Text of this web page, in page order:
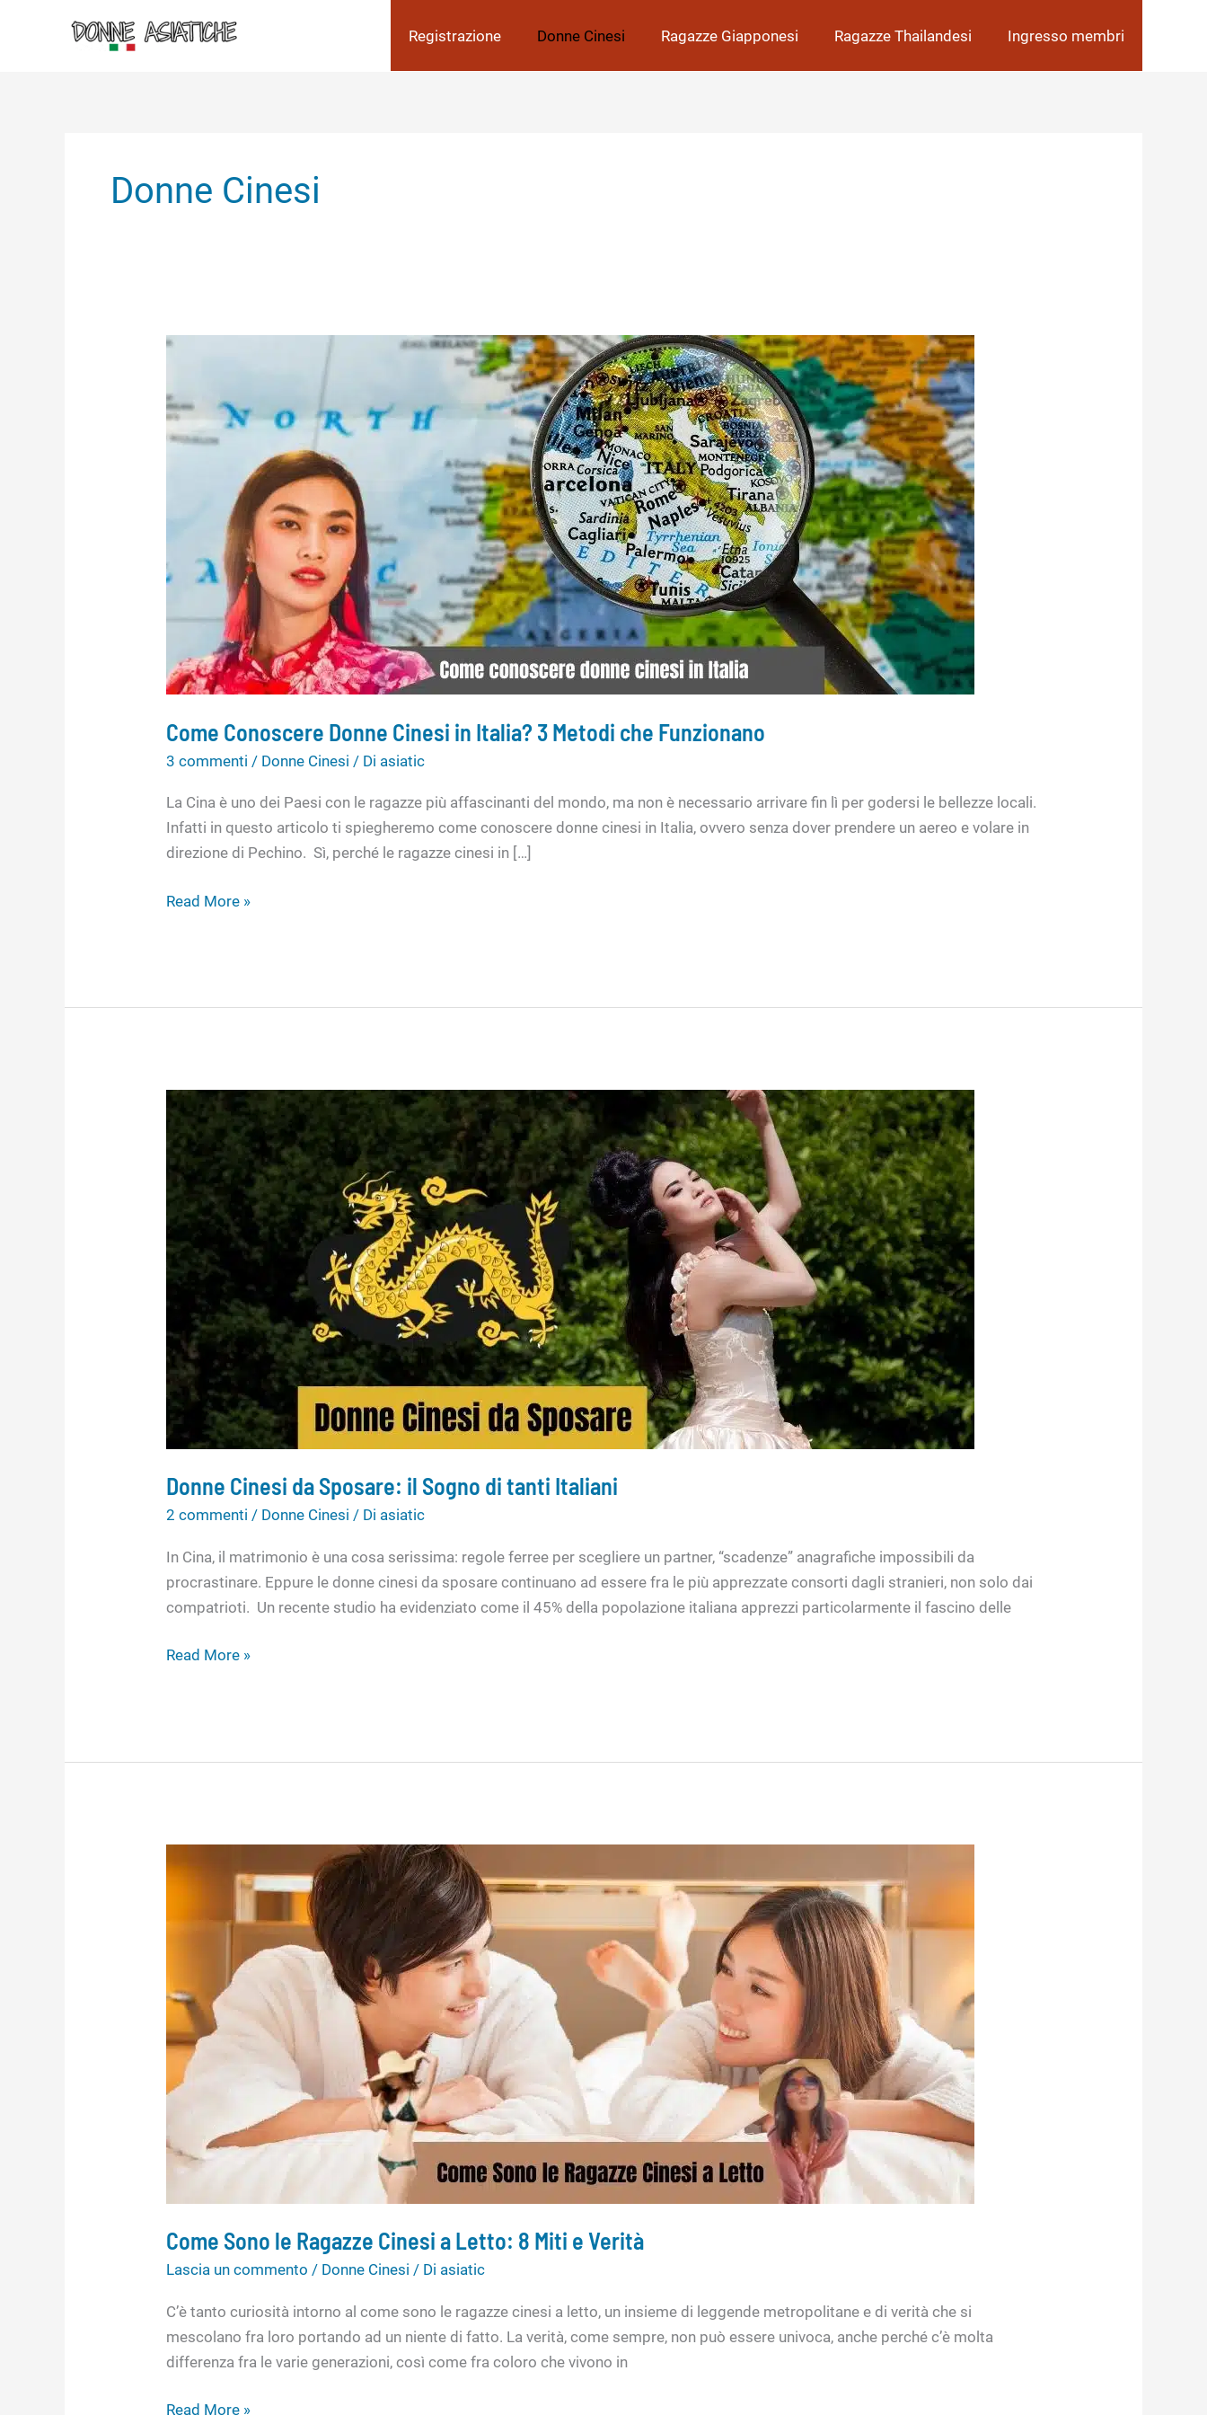
Registrazione Donne Cinesi Ragazze Giapponesi Ragazze Thailandesi Ingresso membri
Donne Cinesi
Come Conoscere Donne Cinesi in Italia? 3 Metodi che Funzionano
3 commenti / Donne Cinesi / Di asiatic
La Cina è uno dei Paesi con le ragazze più affascinanti del mondo, ma non è necessario arrivare fin lì per godersi le bellezze locali.
Infatti in questo articolo ti spiegheremo come conoscere donne cinesi in Italia, ovvero senza dover prendere un aereo e volare in
direzione di Pechino. Sì, perché le ragazze cinesi in […]
Come
Donne
Cinesi
in
Funzionano
Read More »
Donne Cinesi da Sposare: il Sogno di tanti Italiani
2 commenti / Donne Cinesi / Di asiatic
In Cina, il matrimonio è una cosa serissima: regole ferree per scegliere un partner, “scadenze” anagrafiche impossibili da
procrastinare. Eppure le donne cinesi da sposare continuano ad essere fra le più apprezzate consorti dagli stranieri, non solo dai
compatrioti. Un recente studio ha evidenziato come il 45% della popolazione italiana apprezzi particolarmente il fascino delle
Donne
Cinesi
da
Sposare:
il
Sogno
di
tanti
Italiani
Read More »
Come Sono le Ragazze Cinesi a Letto: 8 Miti e Verità
Lascia un commento / Donne Cinesi / Di asiatic
C’è tanto curiosità intorno al come sono le ragazze cinesi a letto, un insieme di leggende metropolitane e di verità che si
mescolano fra loro portando ad un niente di fatto. La verità, come sempre, non può essere univoca, anche perché c’è molta
differenza fra le varie generazioni, così come fra coloro che vivono in
Letto:
8
Miti
e
Read More »